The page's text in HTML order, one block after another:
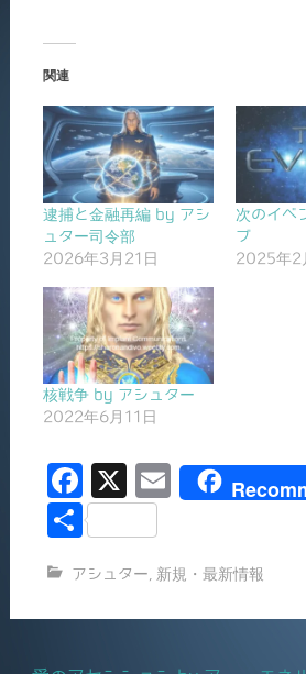
関連
逮捕と金融再編 by アシ
ュター司令部
2026年3月21日
次のイベ
ブ
2025年2
核戦争 by アシュター
2022年6月11日
F
a
e
b
X
E
l
共
アシュター 新規・最新情報